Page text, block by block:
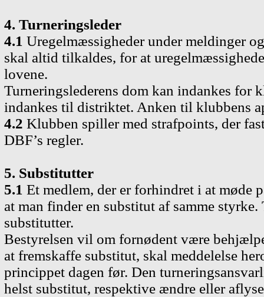
4. Turneringsleder
4.1 Uregelmæssigheder under meldinger
skal altid tilkaldes, for at
lovene.
Turneringslederens dom kan indankes for
indankes til distriktet. Anken til klubbens
4.2 Klubben spiller med strafpoints, der
DBF’s regler.
5. Substitutter
5.1 Et medlem, der er forhindret i at møde
at man finder en substitut af samme
substitutter.
Bestyrelsen vil om fornødent være
at fremskaffe substitut, skal meddelelse
princippet dagen før. Den
helst substitut, respektive ændre eller